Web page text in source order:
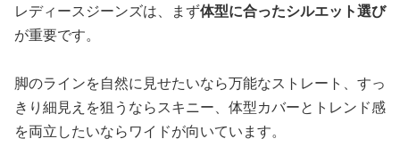
レディースジーンズは、まず体型に合ったシルエット選び
が重要です。
脚のラインを自然に見せたいなら万能なストレート、すっ
きり細見えを狙うならスキニー、体型カバーとトレンド感
を両立したいならワイドが向いています。